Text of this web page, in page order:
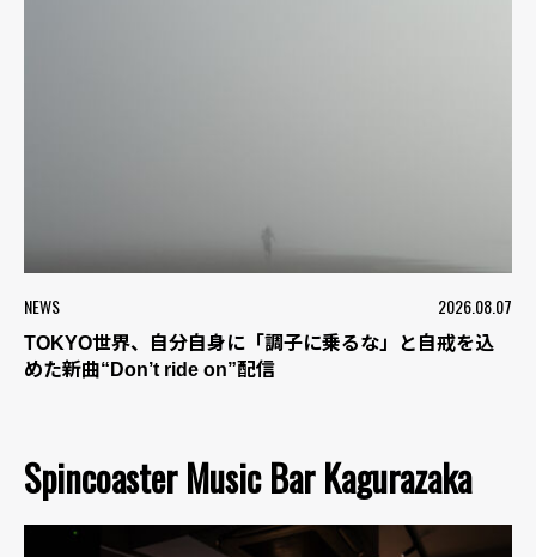
NEWS 2026.08.07
TOKYO世界、自分自身に「調子に乗るな」と自戒を込
めた新曲“Don’t ride on”配信
Spincoaster Music Bar Kagurazaka